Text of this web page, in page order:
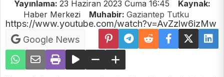
Yayınlama: 23 Haziran 2023 Cuma 16:45
Kaynak:
Haber Merkezi
Muhabir: Gaziantep Tutku
https://www.youtube.com/watch?v=AvZzlw6izMw
Google News